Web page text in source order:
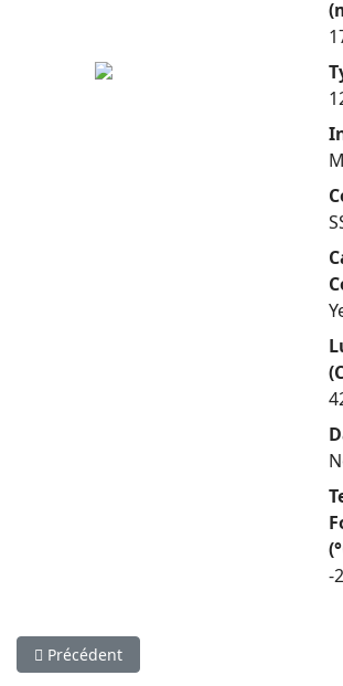
-
Article précédent : WF70A8SYJHLNGA
Précédent